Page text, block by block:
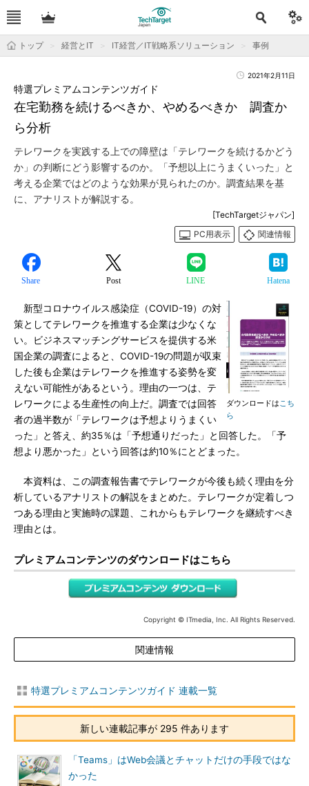
トップ 経営とIT IT経営／IT戦略系ソリューション 事例
2021年2月11日
在宅勤務を続けるべきか、やめるべきか 調査か
ら分析
特選プレミアムコンテンツガイド
テレワークを実践する上での障壁は「テレワークを続けるかどう
か」の判断にどう影響するのか。「予想以上にうまくいった」と
考える企業ではどのような効果が見られたのか。調査結果を基
に、アナリストが解説する。
[TechTargetジャパン]
PC用表示
関連情報
Share Post LINE Hatena
ダウンロードはこち
ら
新型コロナウイルス感染症（COVID-19）の対
策としてテレワークを推進する企業は少なくな
い。ビジネスマッチングサービスを提供する米
国企業の調査によると、COVID-19の問題が収束
した後も企業はテレワークを推進する姿勢を変
えない可能性があるという。理由の一つは、テ
レワークによる生産性の向上だ。調査では回答
者の過半数が「テレワークは予想よりうまくい
った」と答え、約35％は「予想通りだった」と回答した。「予
想より悪かった」という回答は約10％にとどまった。
本資料は、この調査報告書でテレワークが今後も続く理由を分
析しているアナリストの解説をまとめた。テレワークが定着しつ
つある理由と実施時の課題、これからもテレワークを継続すべき
理由とは。
プレミアムコンテンツのダウンロードはこちら
Copyright © ITmedia, Inc. All Rights Reserved.
関連情報
特選プレミアムコンテンツガイド 連載一覧
新しい連載記事が 295 件あります
「Teams」はWeb会議とチャットだけの手段ではな
かった